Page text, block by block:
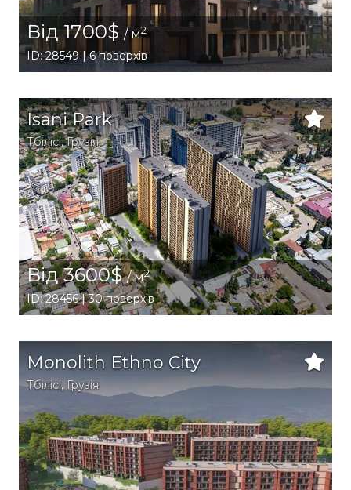
Від 1700$ / м2
ID: 28549 | 6 поверхів
Isani Park
Тбілісі,Грузія
Від 3600$/ м2
ID: 28456 | 30 поверхів
Monolith Ethno City
Тбілісі, Грузія